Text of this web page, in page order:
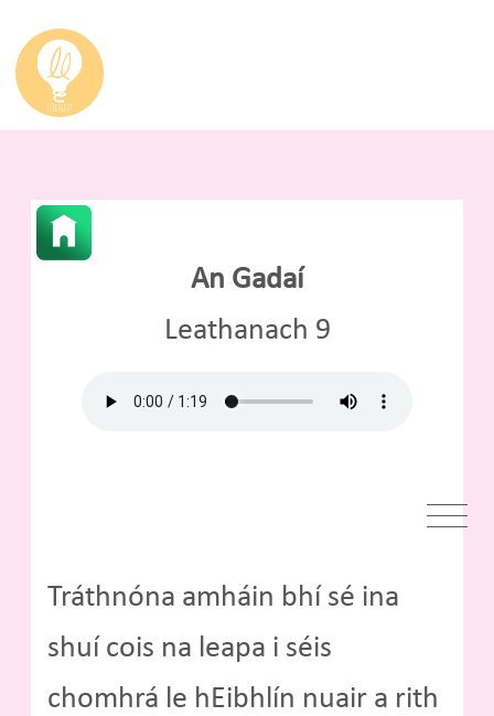
An Gadaí
Leathanach 9
Tráthnóna amháin bhí sé ina
shuí cois na leapa i séis
chomhrá le hEibhlín nuair a rith